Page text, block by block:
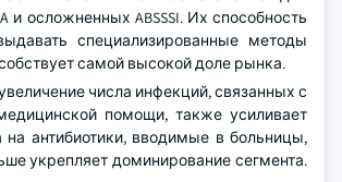
и осложненных ABSSSI. Их способность
специализированные методы
самой высокой доле рынка.
числа инфекций, связанных с
помощи, также усиливает
на антибиотики, вводимые в больницы,
укрепляет доминирование сегмента.